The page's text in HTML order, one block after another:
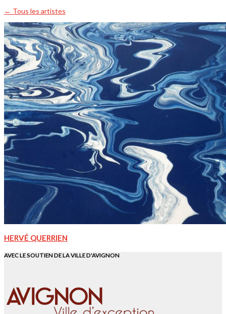
← Tous les artistes
HERVÉ QUERRIEN
AVEC LE SOUTIEN DE LA VILLE D'AVIGNON